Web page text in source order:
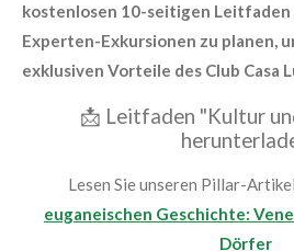
kostenlosen 10-seitigen Leitfaden
Experten-Exkursionen zu planen,
exklusiven Vorteile des Club Casa
📩 Leitfaden "Kultur
Lesen Sie unseren Pillar-
euganeischen Geschichte:
Dörfer